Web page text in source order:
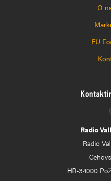
O
EU
Radio
Radio
HR-34000